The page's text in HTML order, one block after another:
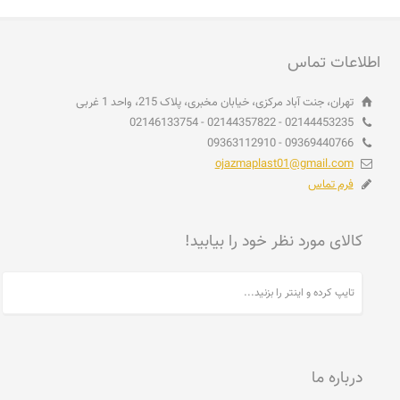
اطلاعات تماس
تهران، جنت آباد مرکزی، خیابان مخبری، پلاک 215، واحد 1 غربی
02144453235 - 02144357822 - 02146133754
09369440766 - 09363112910
ojazmaplast01@gmail.com
فرم تماس
کالای مورد نظر خود را بیابید!
درباره ما